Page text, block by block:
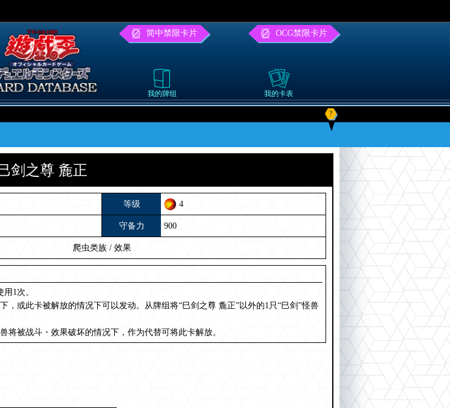
简中禁限卡片 OCG禁限卡片
我的牌组 我的卡表
?
剑之尊 麁正
等级 4
守备力 900
爬虫类族 / 效果
1次。
，或此卡被解放的情况下可以发动。从牌组将“巳剑之尊 麁正”以外的1只“巳剑”怪兽
将被战斗・效果破坏的情况下，作为代替可将此卡解放。